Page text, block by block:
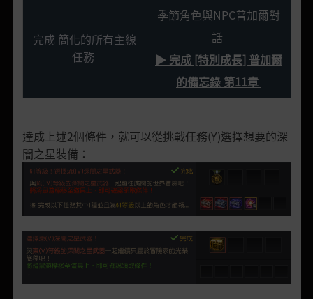
完成 簡化的所有主線
任務
季節角色與NPC普加爾對
話
▶ 完成 [特別成長] 普加爾
的備忘錄 第11章
達成上述2個條件，就可以從挑戰任務(Y)選擇想要的深
闇之星裝備：